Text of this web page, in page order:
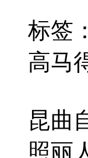
标签
高马
昆曲
照丽